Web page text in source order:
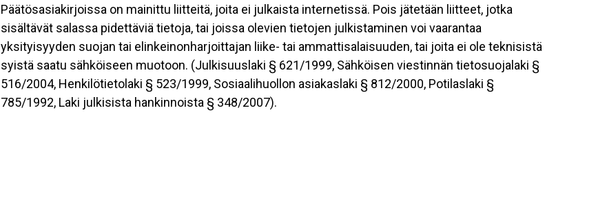
Päätösasiakirjoissa on mainittu liitteitä, joita ei julkaista internetissä. Pois jätetään liitteet, jotka
sisältävät salassa pidettäviä tietoja, tai joissa olevien tietojen julkistaminen voi vaarantaa
yksityisyyden suojan tai elinkeinonharjoittajan liike- tai ammattisalaisuuden, tai joita ei ole teknisistä
syistä saatu sähköiseen muotoon. (Julkisuuslaki § 621/1999, Sähköisen viestinnän tietosuojalaki §
516/2004, Henkilötietolaki § 523/1999, Sosiaalihuollon asiakaslaki § 812/2000, Potilaslaki §
785/1992, Laki julkisista hankinnoista § 348/2007).